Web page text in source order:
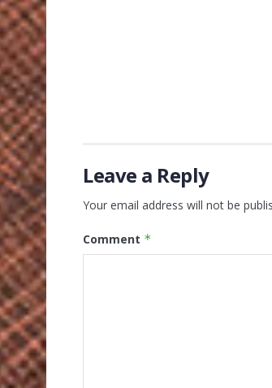
Leave a Reply
Your email address will not be
Comment *